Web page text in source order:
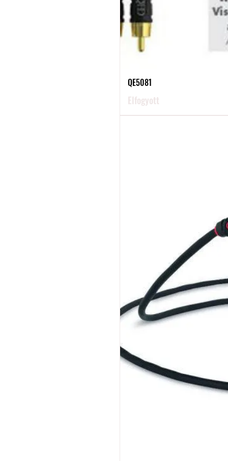
QE5081
Elfogyott